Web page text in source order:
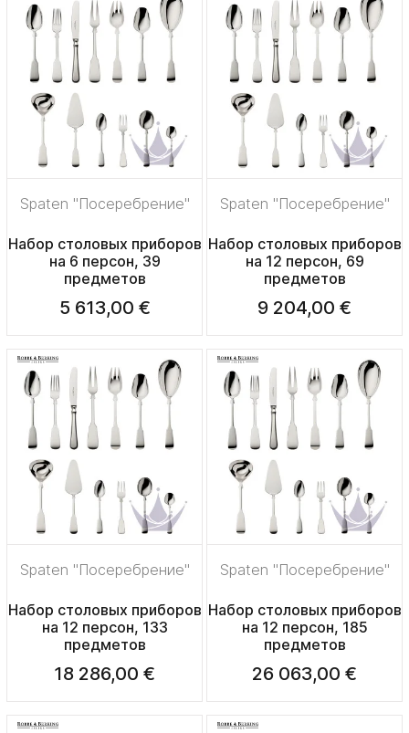
Spaten "Посеребрение"
Набор столовых приборов
на 6 персон, 39
предметов
5 613,00 €
Spaten "Посеребрение"
Набор столовых приборов
на 12 персон, 69
предметов
9 204,00 €
Spaten "Посеребрение"
Набор столовых приборов
на 12 персон, 133
предметов
18 286,00 €
Spaten "Посеребрение"
Набор столовых приборов
на 12 персон, 185
предметов
26 063,00 €